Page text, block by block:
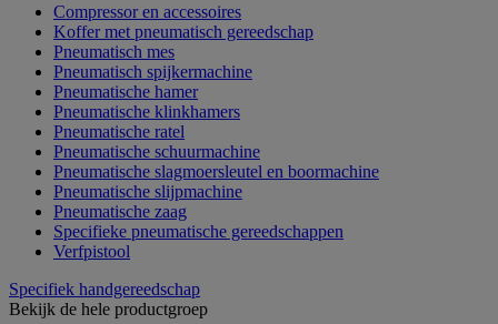
Compressor en accessoires
Koffer met pneumatisch gereedschap
Pneumatisch mes
Pneumatisch spijkermachine
Pneumatische hamer
Pneumatische klinkhamers
Pneumatische ratel
Pneumatische schuurmachine
Pneumatische slagmoersleutel en boormachine
Pneumatische slijpmachine
Pneumatische zaag
Specifieke pneumatische gereedschappen
Verfpistool
Specifiek handgereedschap
Bekijk de hele productgroep